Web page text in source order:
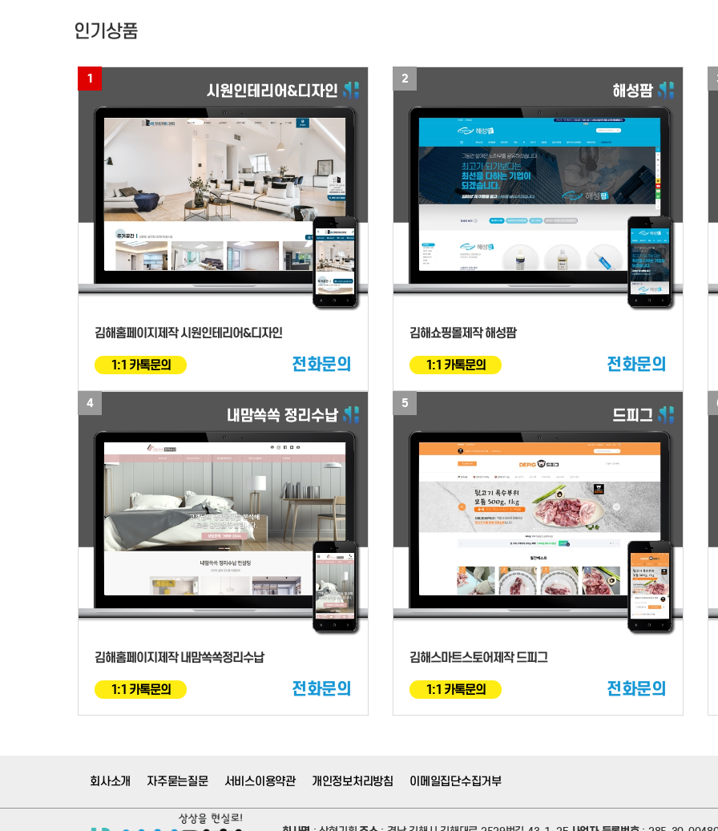
인기상품
1
김해홈페이지제작 시원인테리어&디자인
1:1 카톡문의 전화문의
2
김해쇼핑몰제작 해성팜
1:1 카톡문의 전화문의
4
김해홈페이지제작 내맘쏙쏙정리수납
1:1 카톡문의 전화문의
5
김해스마트스토어제작 드피그
1:1 카톡문의 전화문의
회사소개 자주묻는질문 서비스이용약관 개인정보처리방침 이메일집단수집거부